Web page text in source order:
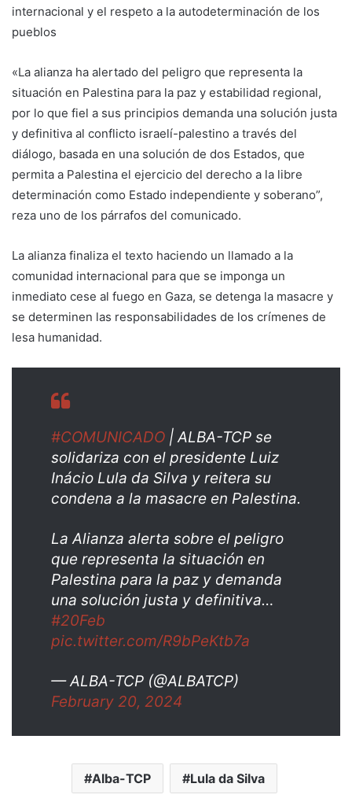
internacional y el respeto a la autodeterminación de los
pueblos
«La alianza ha alertado del peligro que representa la
situación en Palestina para la paz y estabilidad regional,
por lo que fiel a sus principios demanda una solución justa
y definitiva al conflicto israelí-palestino a través del
diálogo, basada en una solución de dos Estados, que
permita a Palestina el ejercicio del derecho a la libre
determinación como Estado independiente y soberano”,
reza uno de los párrafos del comunicado.
La alianza finaliza el texto haciendo un llamado a la
comunidad internacional para que se imponga un
inmediato cese al fuego en Gaza, se detenga la masacre y
se determinen las responsabilidades de los crímenes de
lesa humanidad.
#COMUNICADO | ALBA-TCP se
solidariza con el presidente Luiz
Inácio Lula da Silva y reitera su
condena a la masacre en Palestina.
La Alianza alerta sobre el peligro
que representa la situación en
Palestina para la paz y demanda
una solución justa y definitiva…
#20Feb
pic.twitter.com/R9bPeKtb7a
— ALBA-TCP (@ALBATCP)
February 20, 2024
Alba-TCP Lula da Silva